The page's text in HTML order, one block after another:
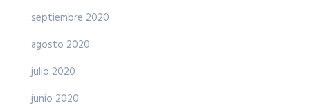
septiembre 2020
agosto 2020
julio 2020
junio 2020